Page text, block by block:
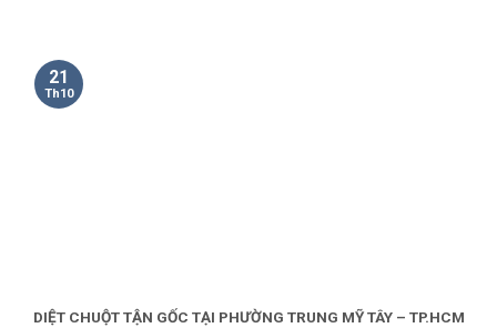
DIỆT CHUỘT TẬN GỐC TẠI PHƯỜNG TRUNG MỸ TÂY – TP.HCM
21
Th10